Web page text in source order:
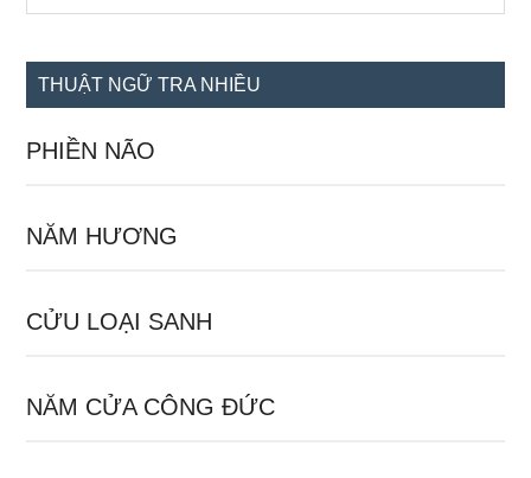
chính
...
THUẬT NGỮ TRA NHIỀU
PHIỀN NÃO
NĂM HƯƠNG
CỬU LOẠI SANH
NĂM CỬA CÔNG ĐỨC